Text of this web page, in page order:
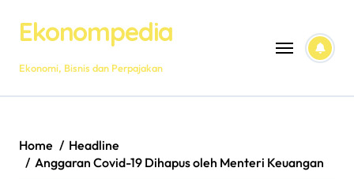
contentEkonompedia
Ekonomi, Bisnis dan Perpajakan
Home
Headline
Anggaran Covid-19 Dihapus oleh Menteri Keuangan